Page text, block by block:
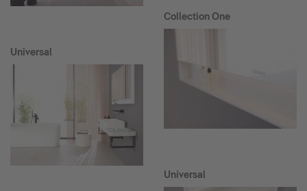
Universal
Collection One
Universal